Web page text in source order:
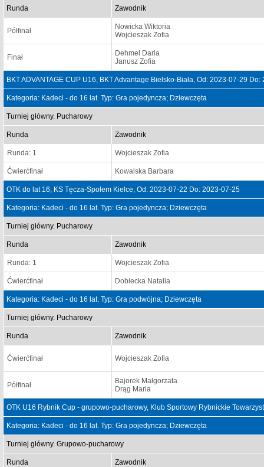
Runda Zawodnik
Półfinał
Nowicka Wiktoria
Wojcieszak Zofia
Finał
Dehmel Daria
Janusz Zofia
BKT ADVANTAGE CUP U16, BKT Advantage Bielsko-Biała, Od: 2023-07-29
Kategoria: Kadeci - do 16 lat. Typ: Gra pojedyncza; Dziewczęta
Turniej główny. Pucharowy
Runda Zawodnik
Runda: 1 Wojcieszak Zofia
Ćwierćfinał Kowalska Barbara
OTK do lat 16, KS Tęcza-Społem Kielce, Od: 2023-07-22 Do: 2023-07-25
Kategoria: Kadeci - do 16 lat. Typ: Gra pojedyncza; Dziewczęta
Turniej główny. Pucharowy
Runda Zawodnik
Runda: 1 Wojcieszak Zofia
Ćwierćfinał Dobiecka Natalia
Kategoria: Kadeci - do 16 lat. Typ: Gra podwójna; Dziewczęta
Turniej główny. Pucharowy
Runda Zawodnik
Ćwierćfinał Wojcieszak Zofia
Półfinał
Bajorek Małgorzata
Drąg Maria
OTK U16 Rybnik Cup - grupowo-pucharowy, Klub Sportowy Rybnickie
Kategoria: Kadeci - do 16 lat. Typ: Gra pojedyncza; Dziewczęta
Turniej główny. Grupowo-pucharowy
Runda Zawodnik